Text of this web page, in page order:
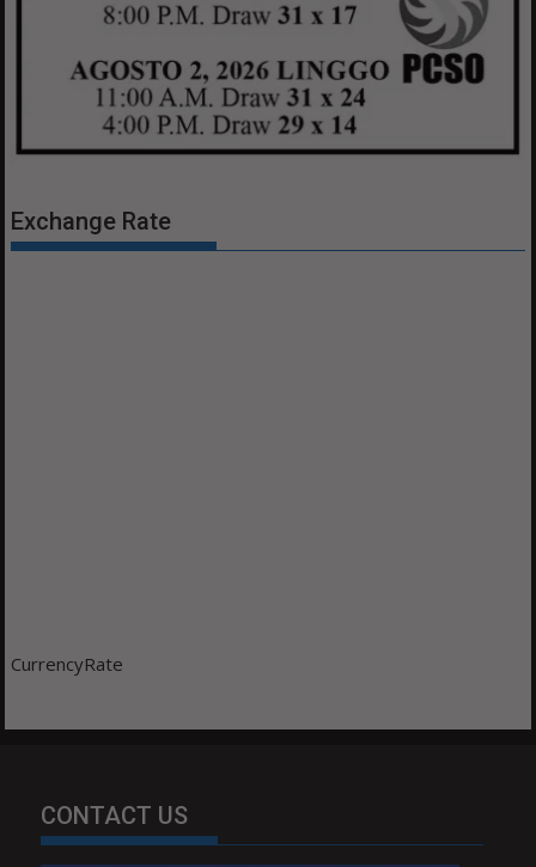
Exchange Rate
CurrencyRate
CONTACT US